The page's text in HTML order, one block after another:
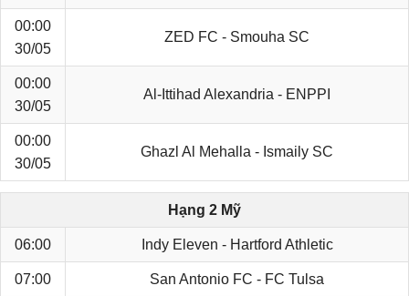
00:00
30/05
ZED FC - Smouha SC
00:00
30/05
Al-Ittihad Alexandria - ENPPI
00:00
30/05
Ghazl Al Mehalla - Ismaily SC
Hạng 2 Mỹ
06:00 Indy Eleven - Hartford Athletic
07:00 San Antonio FC - FC Tulsa